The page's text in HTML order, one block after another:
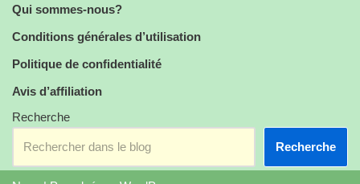
Qui sommes-nous?
Conditions générales d’utilisation
Politique de confidentialité
Avis d’affiliation
Recherche
Recherche